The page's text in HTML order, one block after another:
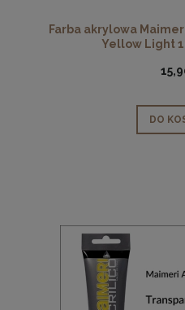
Farba akrylowa
Yellow Light
DO